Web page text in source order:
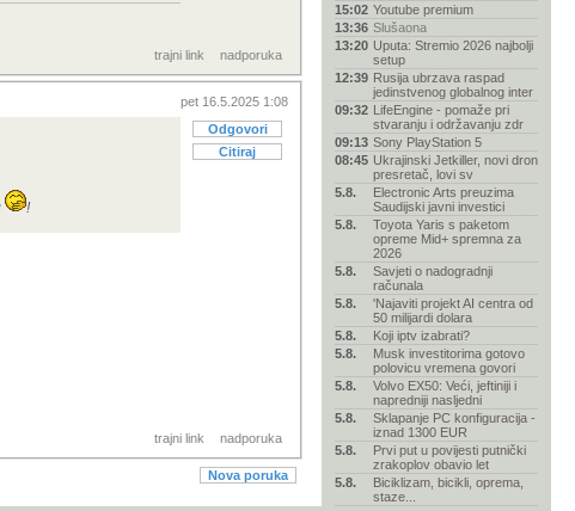
trajni link nadporuka
pet 16.5.2025 1:08
Odgovori
Citiraj
!
trajni link nadporuka
Nova poruka
15:02 Youtube premium
13:36 Slušaona
13:20 Uputa: Stremio 2026 najbolji
setup
12:39 Rusija ubrzava raspad
jedinstvenog globalnog inter
09:32 LifeEngine - pomaže pri
stvaranju i održavanju zdr
09:13 Sony PlayStation 5
08:45 Ukrajinski Jetkiller, novi dron
presretač, lovi sv
5.8.
Electronic Arts preuzima
Saudijski javni investici
5.8.
Toyota Yaris s paketom
opreme Mid+ spremna za
2026
5.8.
Savjeti o nadogradnji
računala
5.8.
'Najaviti projekt AI centra od
50 milijardi dolara
5.8.
Koji iptv izabrati?
5.8.
Musk investitorima gotovo
polovicu vremena govori
5.8.
Volvo EX50: Veći, jeftiniji i
napredniji nasljedni
5.8.
Sklapanje PC konfiguracija -
iznad 1300 EUR
5.8.
Prvi put u povijesti putnički
zrakoplov obavio let
5.8.
Biciklizam, bicikli, oprema,
staze...